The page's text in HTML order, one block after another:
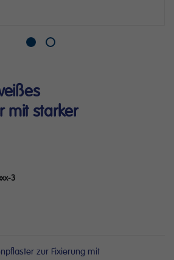
mit starker
3
zur Fixierung mit